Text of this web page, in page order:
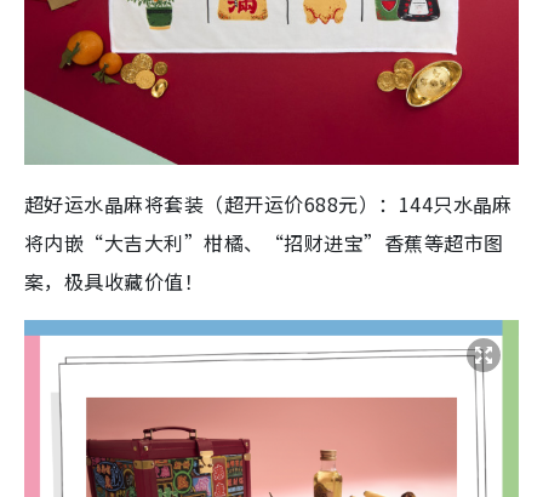
超好运水晶麻将套装（超开运价688元）：144只水晶麻
将内嵌“大吉大利”柑橘、“招财进宝”香蕉等超市图
案，极具收藏价值！